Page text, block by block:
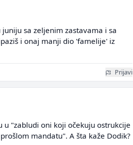
sa zeljenim zastavama i sa
i onaj manji dio 'famelije' iz
Prijavi
u "zabludi oni koji očekuju ostrukcije
mandatu". A šta kaže Dodik?